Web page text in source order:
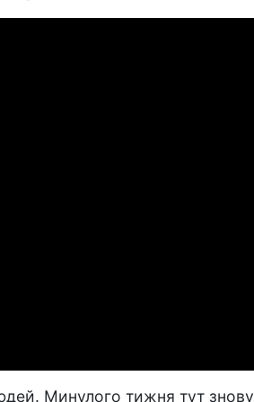
Минулого тижня тут знову